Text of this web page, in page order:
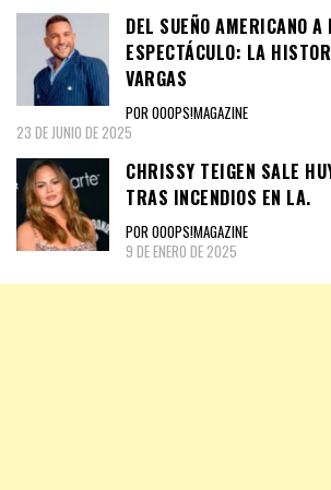
DEL SUEÑO AMERICANO
ESPECTÁCULO: LA
VARGAS
POR OOOPS!MAGAZINE
23 DE JUNIO DE 2025
CHRISSY TEIGEN SALE
TRAS INCENDIOS EN LA.
POR OOOPS!MAGAZINE
9 DE ENERO DE 2025